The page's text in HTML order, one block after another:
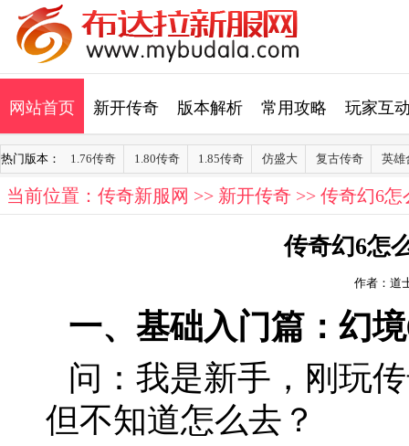
网站首页 新开传奇 版本解析 常用攻略 玩家互
热门版本： 1.76传奇 1.80传奇 1.85传奇 仿盛大 复古传奇 英雄
当前位置： 传奇新服网 >> 新开传奇 >> 传奇幻6
传奇幻6怎
作者：道
一、基础入门篇：幻
问：我是新手，刚玩
但不知道怎么去？